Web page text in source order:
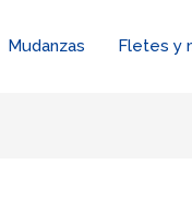
Mudanzas Fletes y